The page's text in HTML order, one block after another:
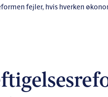
fejler, hvis hverken